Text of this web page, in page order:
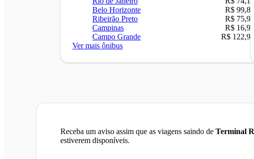
Belo Horizonte
R$ 99,89
Ribeirão Preto
R$ 75,90
Campinas
R$ 16,90
Campo Grande
R$ 122,90
Ver mais ônibus
Receba um aviso assim que as viagens saindo de Terminal
estiverem disponíveis.